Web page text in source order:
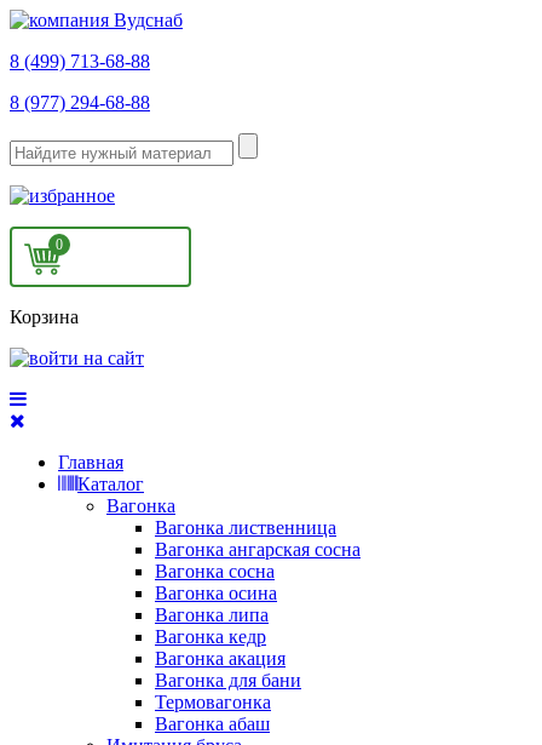
8 (499) 713-68-88
8 (977) 294-68-88
0
Корзина
Главная
Каталог
Вагонка
Вагонка лиственница
Вагонка ангарская сосна
Вагонка сосна
Вагонка осина
Вагонка липа
Вагонка кедр
Вагонка акация
Вагонка для бани
Термовагонка
Вагонка абаш